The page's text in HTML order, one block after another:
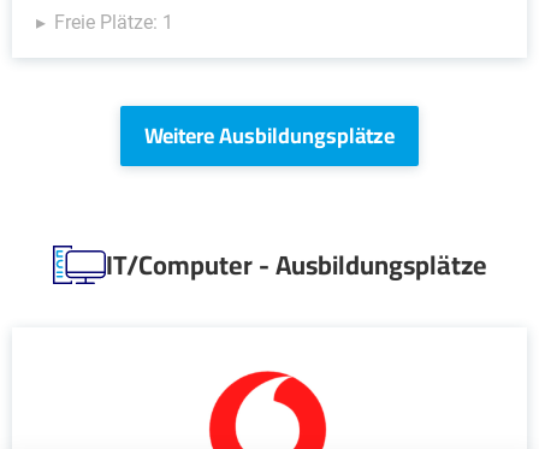
Freie Plätze: 1
Weitere Ausbildungsplätze
IT/Computer - Ausbildungsplätze